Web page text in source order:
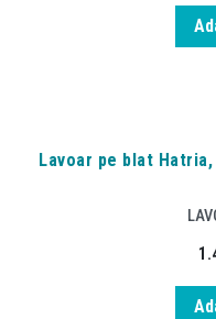
Lavoar pe blat Hatria,